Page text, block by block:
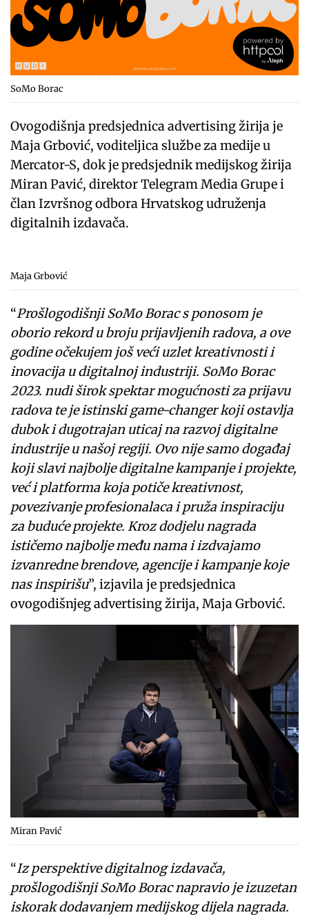
SoMo Borac
Ovogodišnja predsjednica advertising žirija je
Maja Grbović, voditeljica službe za medije u
Mercator-S, dok je predsjednik medijskog žirija
Miran Pavić, direktor Telegram Media Grupe i
član Izvršnog odbora Hrvatskog udruženja
digitalnih izdavača.
Maja Grbović
“Prošlogodišnji SoMo Borac s ponosom je
oborio rekord u broju prijavljenih radova, a ove
godine očekujem još veći uzlet kreativnosti i
inovacija u digitalnoj industriji. SoMo Borac
2023. nudi širok spektar mogućnosti za prijavu
radova te je istinski game-changer koji ostavlja
dubok i dugotrajan uticaj na razvoj digitalne
industrije u našoj regiji. Ovo nije samo događaj
koji slavi najbolje digitalne kampanje i projekte,
već i platforma koja potiče kreativnost,
povezivanje profesionalaca i pruža inspiraciju
za buduće projekte. Kroz dodjelu nagrada
ističemo najbolje među nama i izdvajamo
izvanredne brendove, agencije i kampanje koje
nas inspirišu”, izjavila je predsjednica
ovogodišnjeg advertising žirija, Maja Grbović.
Miran Pavić
“Iz perspektive digitalnog izdavača,
prošlogodišnji SoMo Borac napravio je izuzetan
iskorak dodavanjem medijskog dijela nagrada.